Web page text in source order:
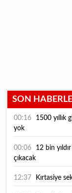
SON
00:16
yok
00:06
çıkacak
12:37 Kırtasiye